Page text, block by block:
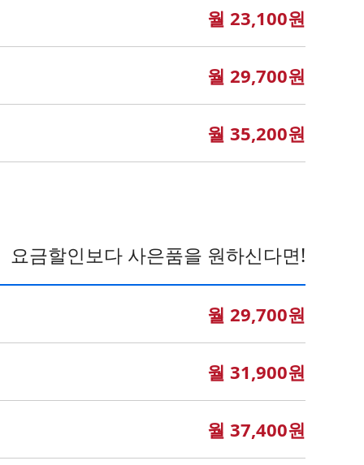
월 23,100원
월 29,700원
월 35,200원
요금할인보다 사은품을 원하신다면!
월 29,700원
월 31,900원
월 37,400원